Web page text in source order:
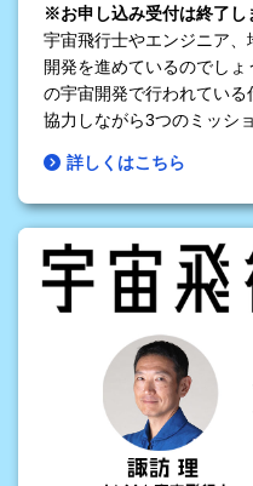
※お申し込み受付は終了し
宇宙飛行士やエンジニア
開発を進めているのでし
の宇宙開発で行われてい
協力しながら3つのミッシ
詳しくはこちら